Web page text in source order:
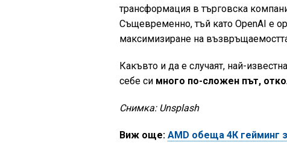
трансформация в търговска
Същевременно, тъй като OpenAI е
максимизиране на
Какъвто и да е случаят, най-
себе си много по-сложен път,
Снимка: Unsplash
Виж още: AMD обеща 4К гейминг